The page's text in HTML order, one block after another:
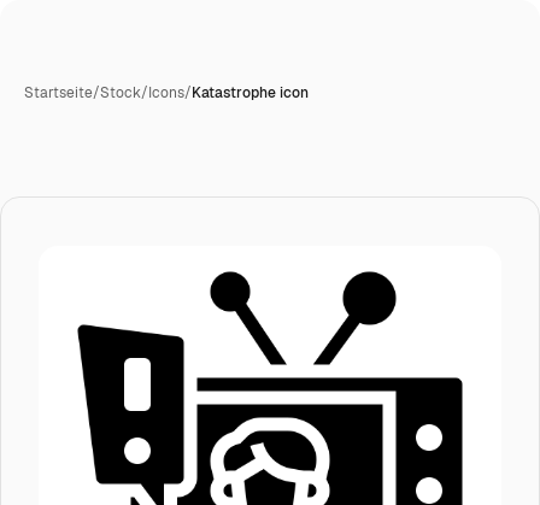
Startseite/Stock/Icons/Katastrophe icon